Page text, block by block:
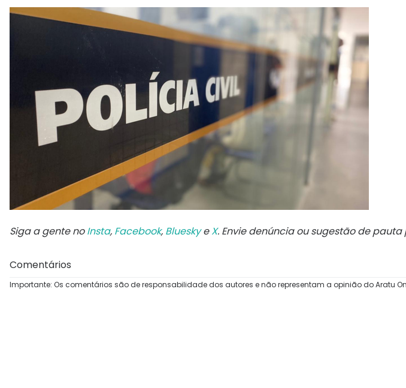
Siga a gente noInsta, Facebook, BlueskyeX. Envie denúncia ou sugestão de pauta
Comentários
Importante: Os comentários são de responsabilidade dos autores e não representam a opinião do Aratu